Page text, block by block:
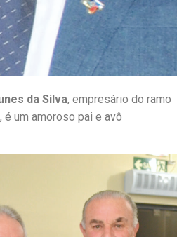
da Silva, empresário do ramo
é um amoroso pai e avô